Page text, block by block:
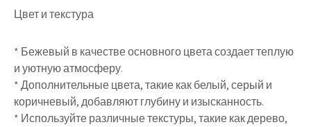
Цвет и текстура
* Бежевый в качестве основного цвета создает теплую
и уютную атмосферу.
* Дополнительные цвета, такие как белый, серый и
коричневый, добавляют глубину и изысканность.
* Используйте различные текстуры, такие как дерево,